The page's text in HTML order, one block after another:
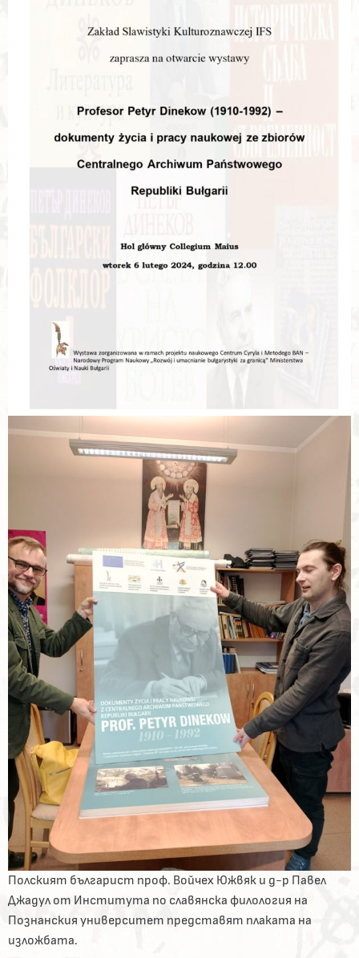
Полският българист проф. Войчех Южвяк и д-р Павел
Джадул от Института по славянска филология на
Познанския университет представят плаката на
изложбата.